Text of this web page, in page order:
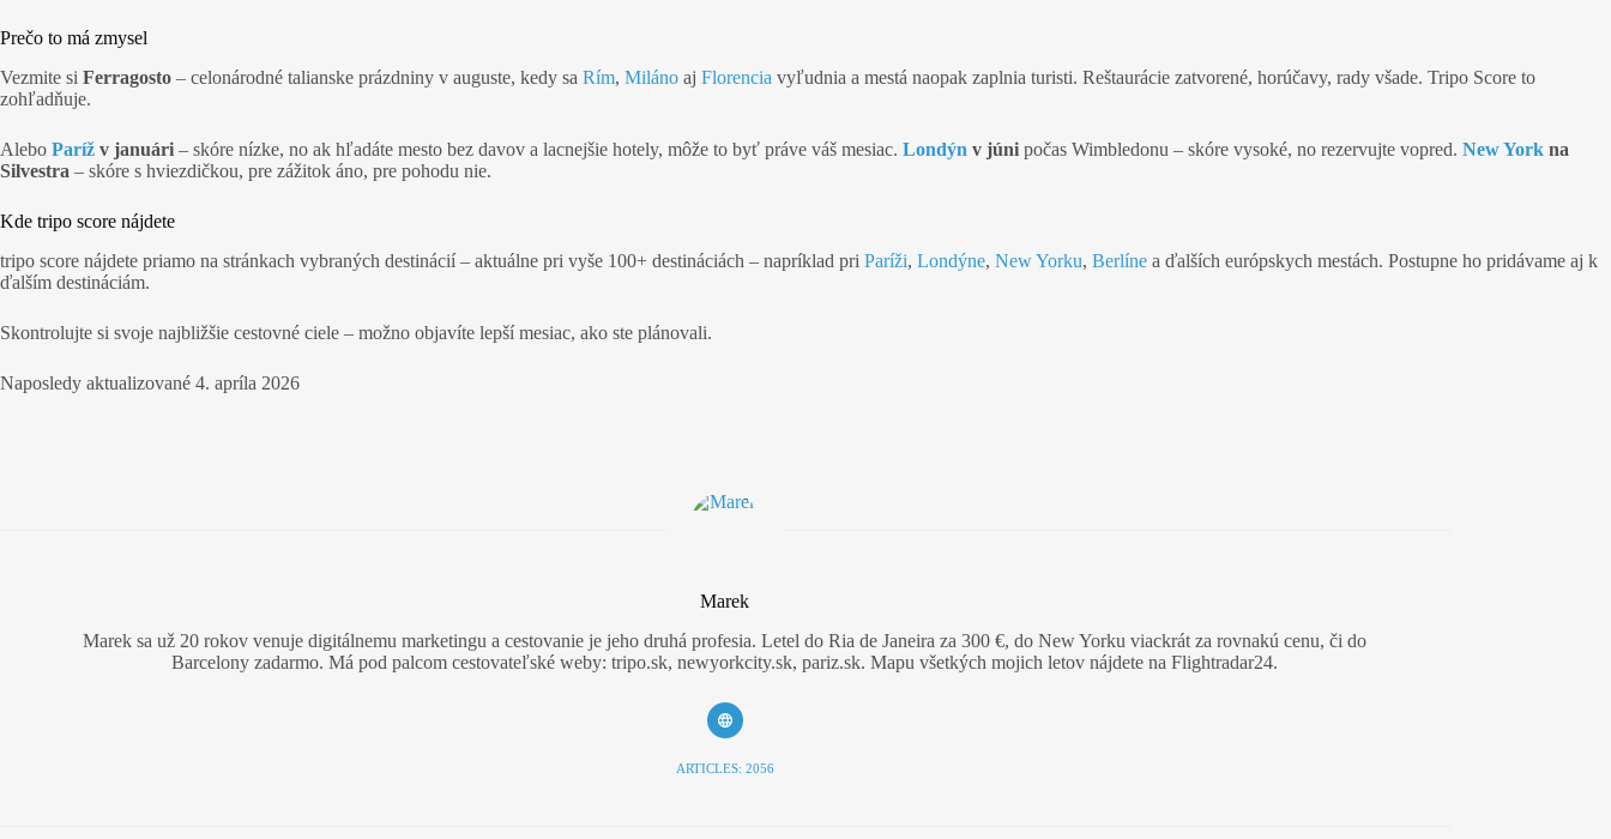
Prečo to má zmysel
Vezmite si Ferragosto – celonárodné talianske prázdniny v auguste, kedy sa Rím, Miláno aj Florencia vyľudnia a mestá naopak zaplnia turisti. Reštaurácie zatvorené, horúčavy, rady všade. Tripo Score to
zohľadňuje.
Alebo Paríž v januári – skóre nízke, no ak hľadáte mesto bez davov a lacnejšie hotely, môže to byť práve váš mesiac. Londýn v júni počas Wimbledonu – skóre vysoké, no rezervujte vopred. New York na
Silvestra – skóre s hviezdičkou, pre zážitok áno, pre pohodu nie.
Kde tripo score nájdete
tripo score nájdete priamo na stránkach vybraných destinácií – aktuálne pri vyše 100+ destináciách – napríklad pri Paríži, Londýne, New Yorku, Berlíne a ďalších európskych mestách. Postupne ho pridávame aj k
ďalším destináciám.
Skontrolujte si svoje najbližšie cestovné ciele – možno objavíte lepší mesiac, ako ste plánovali.
Naposledy aktualizované 4. apríla 2026
Marek
Marek sa už 20 rokov venuje digitálnemu marketingu a cestovanie je jeho druhá profesia. Letel do Ria de Janeira za 300 €, do New Yorku viackrát za rovnakú cenu, či do
Barcelony zadarmo. Má pod palcom cestovateľské weby: tripo.sk, newyorkcity.sk, pariz.sk. Mapu všetkých mojich letov nájdete na Flightradar24.
ARTICLES: 2056